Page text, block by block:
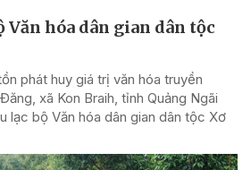
Văn hóa dân gian dân tộc
phát huy giá trị văn hóa truyền
xã Kon Braih, tỉnh Quảng Ngãi
lạc bộ Văn hóa dân gian dân tộc Xơ